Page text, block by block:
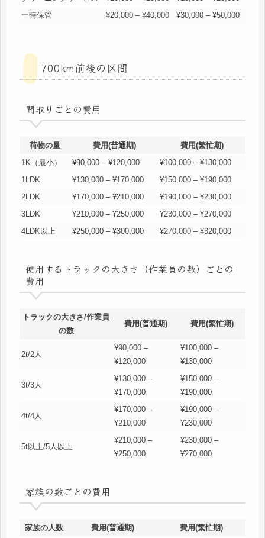
一時保管
¥20,000 – ¥40,000 ¥30,000 – ¥50,000
700km前後の区間
間取りごとの費用
荷物の量 費用(普通期)
費用(繁忙期)
1K（最小）
¥90,000 – ¥120,000
¥100,000 – ¥130,000
1LDK
¥130,000 – ¥170,000
¥150,000 – ¥190,000
2LDK
¥170,000 – ¥210,000
¥190,000 – ¥230,000
3LDK
¥210,000 – ¥250,000
¥230,000 – ¥270,000
4LDK以上
¥250,000 – ¥300,000 ¥270,000 – ¥320,000
使用するトラックの大きさ（作業員の数）ごとの
費用
トラックの大きさ/作業員
の数
費用(普通期) 費用(繁忙期)
2t/2人
¥90,000 –
¥120,000
¥100,000 –
¥130,000
3t/3人
¥130,000 –
¥170,000
¥150,000 –
¥190,000
4t/4人
¥170,000 –
¥210,000
¥190,000 –
¥230,000
5t以上/5人以上
¥210,000 –
¥250,000
¥230,000 –
¥270,000
家族の数ごとの費用
家族の人数 費用(普通期)
費用(繁忙期)